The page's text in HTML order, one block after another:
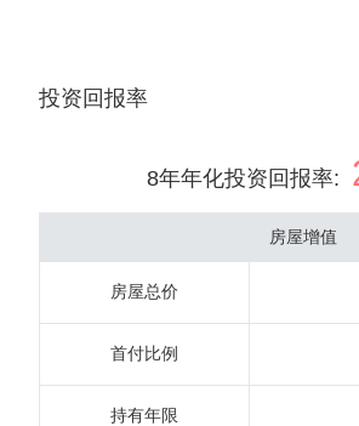
投资回报率
8年年化投资回报率:
房屋增值
房屋总价
首付比例
持有年限